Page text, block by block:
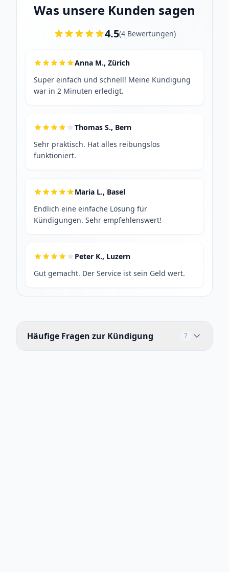
Was unsere Kunden sagen
4.5(4 Bewertungen)
Anna M., Zürich
Super einfach und schnell! Meine Kündigung
war in 2 Minuten erledigt.
Thomas S., Bern
Sehr praktisch. Hat alles reibungslos
funktioniert.
Maria L., Basel
Endlich eine einfache Lösung für
Kündigungen. Sehr empfehlenswert!
Peter K., Luzern
Gut gemacht. Der Service ist sein Geld wert.
Häufige Fragen zur Kündigung 7